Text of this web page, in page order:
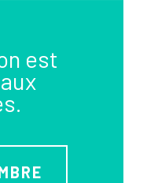
est